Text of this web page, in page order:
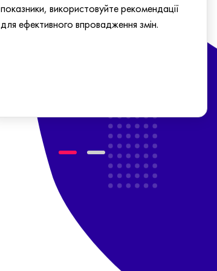
показники, використовуйте рекомендації
для ефективного впровадження змін.